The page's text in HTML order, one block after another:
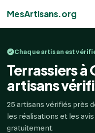
MesArtisans.org
Chaque artisan est
Terrassiers
artisans
25 artisans vérifiés près
les réalisations et les
gratuitement.